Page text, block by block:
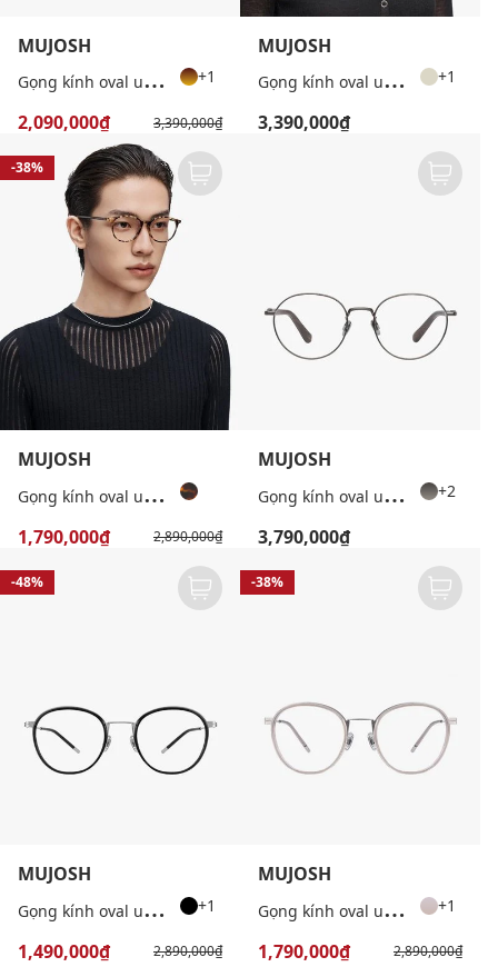
MUJOSH
G
ọng kính oval unisex cá tính +1
2,090,000₫ 3,390,000₫
MUJOSH
G
ọng kính oval unisex cá tính +1
3,390,000₫
-38%
MUJOSH
G
ọng kính oval unisex bản vừa thời thượng
1,790,000₫ 2,890,000₫
MUJOSH
G
ọng kính oval unisex bản vừa cá tính +2
3,790,000₫
-48%
MUJOSH
G
ọng kính oval unisex hiện đại +1
1,490,000₫ 2,890,000₫
-38%
MUJOSH
G
ọng kính oval unisex hiện đại +1
1,790,000₫ 2,890,000₫